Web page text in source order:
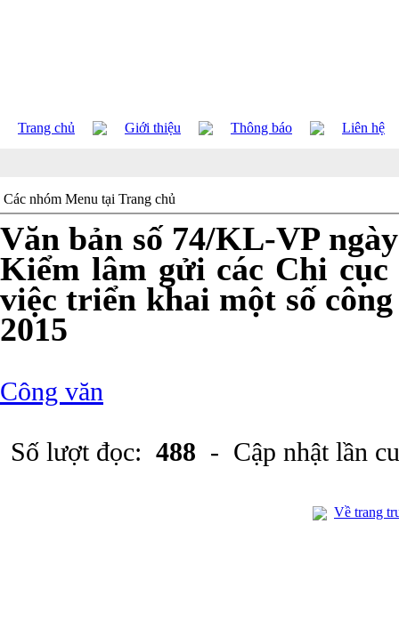
Trang chủ Giới thiệu Thông báo Liên hệ
Các nhóm Menu tại Trang chủ
Văn bản số 74/KL-VP
Kiểm lâm gửi các Chi
việc triển khai một số
2015
Công văn
Số lượt đọc: 488 - Cập nhật lần
Về trang